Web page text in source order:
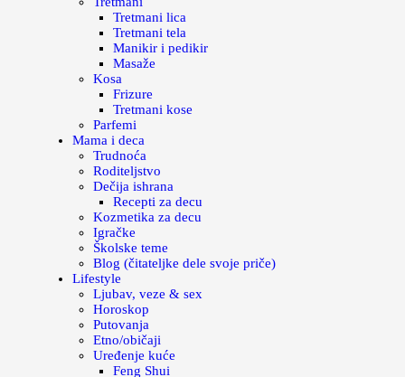
Tretmani lica
Tretmani tela
Manikir i pedikir
Masaže
Kosa
Frizure
Tretmani kose
Parfemi
Mama i deca
Trudnoća
Roditeljstvo
Dečija ishrana
Recepti za decu
Kozmetika za decu
Igračke
Školske teme
Blog (čitateljke dele svoje priče)
Lifestyle
Ljubav, veze & sex
Horoskop
Putovanja
Etno/običaji
Uređenje kuće
Feng Shui